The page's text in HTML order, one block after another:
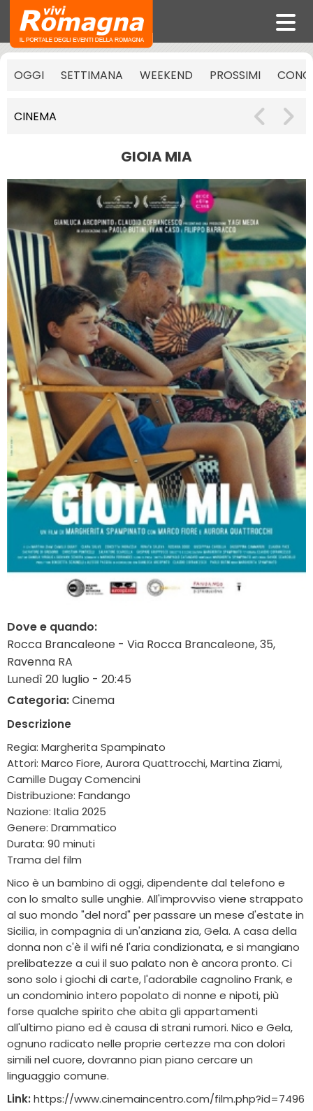
OGGI SETTIMANA WEEKEND PROSSIMI
CINEMA
GIOIA MIA
Dove e quando:
Rocca Brancaleone - Via Rocca Brancaleone, 35,
Ravenna RA
Lunedì 20 luglio - 20:45
Categoria:Cinema
Descrizione
Regia: Margherita Spampinato
Attori: Marco Fiore, Aurora Quattrocchi, Martina Ziami,
Camille Dugay Comencini
Distribuzione: Fandango
Nazione: Italia 2025
Genere: Drammatico
Durata: 90 minuti
Trama del film
Nico è un bambino di oggi, dipendente dal telefono e
con lo smalto sulle unghie. All'improvviso viene strappato
al suo mondo "del nord" per passare un mese d'estate in
Sicilia, in compagnia di un'anziana zia, Gela. A casa della
donna non c'è il wifi né l'aria condizionata, e si mangiano
prelibatezze a cui il suo palato non è ancora pronto. Ci
sono solo i giochi di carte, l'adorabile cagnolino Frank, e
un condominio intero popolato di nonne e nipoti, più
forse qualche spirito che abita gli appartamenti
all'ultimo piano ed è causa di strani rumori. Nico e Gela,
ognuno radicato nelle proprie certezze ma con dolori
simili nel cuore, dovranno pian piano cercare un
linguaggio comune.
Link: https://www.cinemaincentro.com/film.php?id=7496